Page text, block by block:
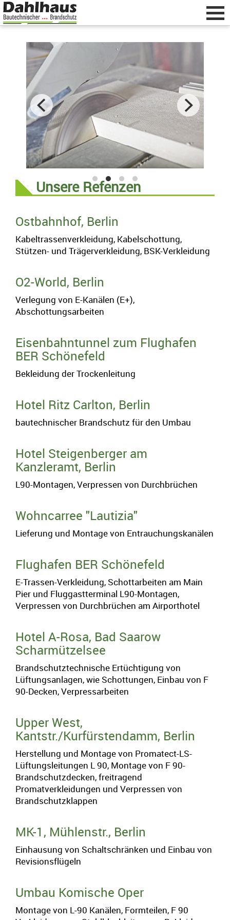
Home zurück
Brandschutz
Über uns
Leistungen
Referenzen
Kontakt
Dahlhaus GmbH
Vulkanstraße 13
10367 Berlin • Deutschland
info@dahlhaus-gmbh.de
030 / 57 79 64 02
E-Mail Anrufen
Anfahrt vCard QR-Code Bookmark
Unsere Refenzen
Ostbahnhof, Berlin
Kabeltrassenverkleidung, Kabelschottung,
Stützen- und Trägerverkleidung, BSK-Verkleidung
O2-World, Berlin
Verlegung von E-Kanälen (E+),
Abschottungsarbeiten
Eisenbahntunnel zum Flughafen
BER Schönefeld
Bekleidung der Trockenleitung
Hotel Ritz Carlton, Berlin
bautechnischer Brandschutz für den Umbau
Hotel Steigenberger am
Kanzleramt, Berlin
L90-Montagen, Verpressen von Durchbrüchen
Wohncarree "Lautizia"
Lieferung und Montage von Entrauchungskanälen
Flughafen BER Schönefeld
E-Trassen-Verkleidung, Schottarbeiten am Main
Pier und Fluggastterminal L90-Montagen,
Verpressen von Durchbrüchen am Airporthotel
Hotel A-Rosa, Bad Saarow
Scharmützelsee
Brandschutztechnische Ertüchtigung von
Lüftungsanlagen, wie Schottungen, Einbau von F
90-Decken, Verpressarbeiten
Upper West,
Kantstr./Kurfürstendamm, Berlin
Herstellung und Montage von Promatect-LS-
Lüftungsleitungen L 90, Montage von F 90-
Brandschutzdecken, freitragend
Promatverkleidungen und Verpressen von
Brandschutzklappen
MK-1, Mühlenstr., Berlin
Einhausung von Schaltschränken und Einbau von
Revisionsflügeln
Umbau Komische Oper
Montage von L-90 Kanälen, Formteilen, F 90